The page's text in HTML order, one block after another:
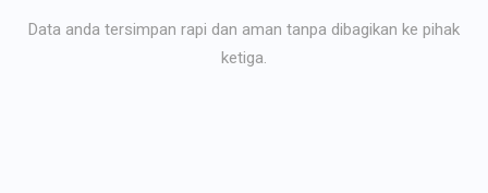
Data anda tersimpan rapi dan aman tanpa dibagikan ke pihak
ketiga.